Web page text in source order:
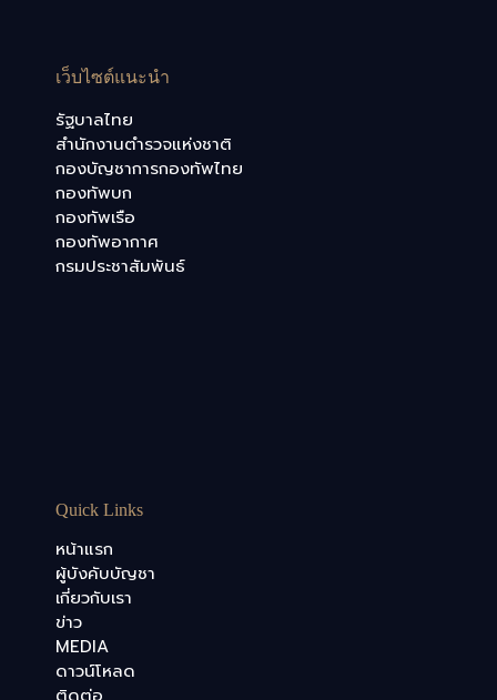
เว็บไซต์แนะนำ
รัฐบาลไทย
สำนักงานตำรวจแห่งชาติ
กองบัญชาการกองทัพไทย
กองทัพบก
กองทัพเรือ
กองทัพอากาศ
กรมประชาสัมพันธ์
Quick Links
หน้าแรก
ผู้บังคับบัญชา
เกี่ยวกับเรา
ข่าว
MEDIA
ดาวน์โหลด